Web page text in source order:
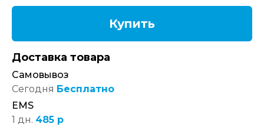
Купить
Доставка товара
Самовывоз
Сегодня Бесплатно
EMS
1 дн. 485 р